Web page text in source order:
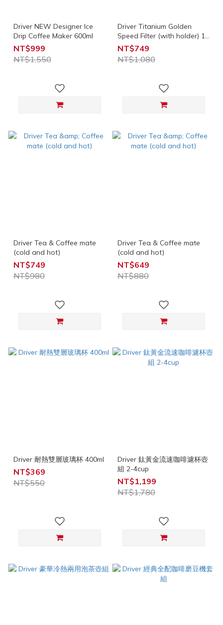
Driver NEW Designer Ice
Drip Coffee Maker 600ml
NT$999
NT$1,550
Driver Titanium Golden
Speed Filter (with holder) 1-
2cup
NT$749
NT$1,080
Driver Tea & Coffee mate
(cold and hot)
NT$749
NT$980
Driver Tea & Coffee mate
(cold and hot)
NT$649
NT$880
Driver 耐熱雙層玻璃杯 400ml
NT$369
NT$550
Driver 鈦黃金流速咖啡濾杯壺
組 2-4cup
NT$1,199
NT$1,780